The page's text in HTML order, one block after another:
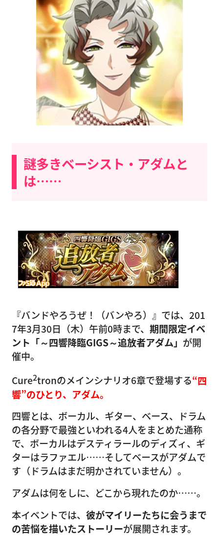
謎多きベーシスト・アダムと
は……
『バンドやろうぜ！（バンやろ）』では、201
7年3月30日（木）午前0時まで、 期間限定イベ
ント「～四響降臨GIGS～追放者アダム」 が開
催中。
Cure2tronのメインシナリオ6章で登場する“四
響”のひとり、アダム。
四響とは、ボーカル、ギター、ベース、ドラム
の各分野で最強といわれる4人をまとめた通称
で、ボーカルはデスティラールのディズィ、ギ
ターはラファエル……そしてベースがアダムで
す（ドラムはまだ明かされていません）。
アダムは何をしに、どこから現れたのか……。
本イベントでは、 彼がマイリーたちに会うまで
の苦悩を描いたストーリーが展開されます。